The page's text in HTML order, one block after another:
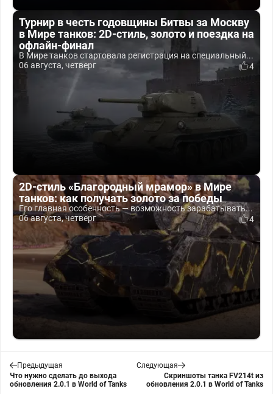
Турнир в честь годовщины Битвы за Москву
в Мире танков: 2D-стиль, золото и поездка на
офлайн-финал
В Мире танков стартовала регистрация на специальный...
06 августа, четверг
4
2D-стиль «Благородный мрамор» в Мире
танков: как получать золото за победы
Его главная особенность — возможность зарабатывать...
06 августа, четверг
4
Предыдущая
Что нужно сделать до выхода
обновления 2.0.1 в World of Tanks
Следующая
Скриншоты танка FV214t из
обновления 2.0.1 в World of Tanks